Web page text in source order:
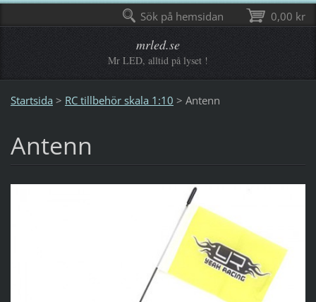
mrled.se
Mr LED, alltid på lyset !
Startsida > RC tillbehör skala 1:10 > Antenn
Antenn
0,00 kr
Sök på hemsidan